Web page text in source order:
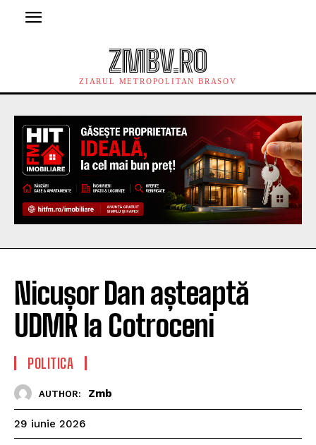
ZMBV.RO
ZIARUL METROPOLITAN BRASOV
Nicușor Dan așteaptă
UDMR la Cotroceni
POLITICA
AUTHOR: Zmb
29 iunie 2026